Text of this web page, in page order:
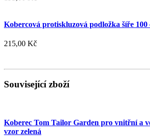
Kobercová protiskluzová podložka šíře 100
215,00 Kč
Související zboží
Koberec Tom Tailor Garden pro vnitřní a
vzor zelená